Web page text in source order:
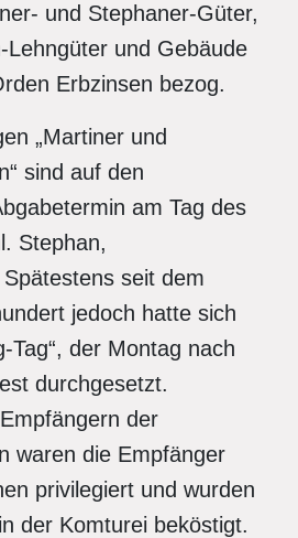
und Stephaner-Güter,
Lehngüter und Gebäude
Erbzinsen bezog.
„Martiner und
sind auf den
am Tag des
Stephan,
seit dem
jedoch hatte sich
Tag“, der Montag nach
durchgesetzt.
der
waren die Empfänger
privilegiert und wurden
der Komturei beköstigt.